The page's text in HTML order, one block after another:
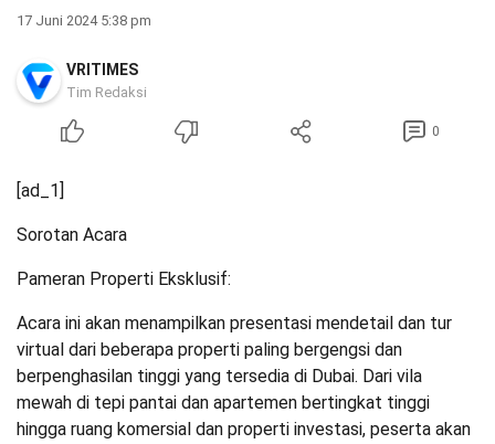
17 Juni 2024 5:38 pm
VRITIMES
Tim Redaksi
0
[ad_1]
Sorotan Acara
Pameran Properti Eksklusif:
Acara ini akan menampilkan presentasi mendetail dan tur
virtual dari beberapa properti paling bergengsi dan
berpenghasilan tinggi yang tersedia di Dubai. Dari vila
mewah di tepi pantai dan apartemen bertingkat tinggi
hingga ruang komersial dan properti investasi, peserta akan